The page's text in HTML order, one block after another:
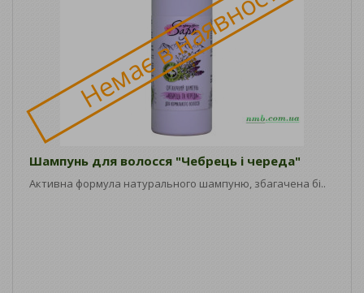
Немає в наявності
Шампунь для волосся "Чебрець і череда"
Активна формула натурального шампуню, збагачена бі..